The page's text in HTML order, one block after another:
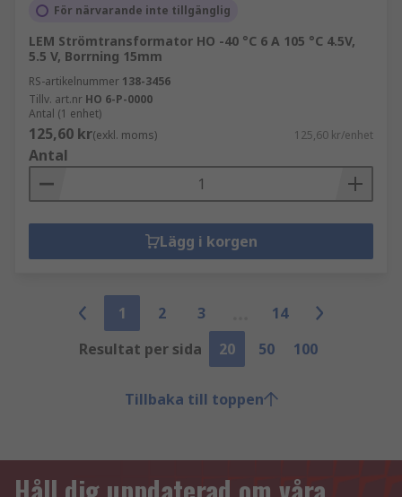
För närvarande inte tillgänglig
LEM Strömtransformator HO -40 °C 6 A 105 °C 4.5V,
5.5 V, Borrning 15mm
RS-artikelnummer 138-3456
Tillv. art.nr HO 6-P-0000
Antal (1 enhet)
125,60 kr(exkl. moms) 125,60 kr/enhet
Antal
Lägg i korgen
1 2 3
14
Resultat per sida
20 50 100
Tillbaka till toppen